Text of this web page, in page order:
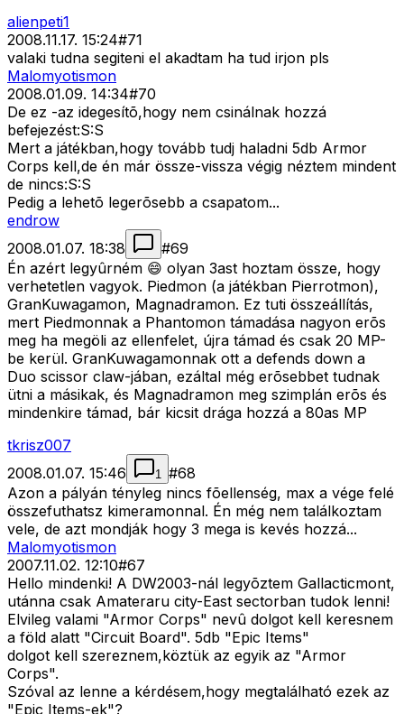
alienpeti1
2008.11.17. 15:24#71
valaki tudna segiteni el akadtam ha tud irjon pls
Malomyotismon
2008.01.09. 14:34#70
De ez -az idegesítõ,hogy nem csinálnak hozzá
befejezést:S:S
Mert a játékban,hogy tovább tudj haladni 5db Armor
Corps kell,de én már össze-vissza végig néztem mindent
de nincs:S:S
Pedig a lehetõ legerõsebb a csapatom...
endrow
2008.01.07. 18:38
#69
Én azért legyûrném 😄 olyan 3ast hoztam össze, hogy
verhetetlen vagyok. Piedmon (a játékban Pierrotmon),
GranKuwagamon, Magnadramon. Ez tuti összeállítás,
mert Piedmonnak a Phantomon támadása nagyon erõs
meg ha megöli az ellenfelet, újra támad és csak 20 MP-
be kerül. GranKuwagamonnak ott a defends down a
Duo scissor claw-jában, ezáltal még erõsebbet tudnak
ütni a másikak, és Magnadramon meg szimplán erõs és
mindenkire támad, bár kicsit drága hozzá a 80as MP
tkrisz007
2008.01.07. 15:46
1 #68
Azon a pályán tényleg nincs fõellenség, max a vége felé
összefuthatsz kimeramonnal. Én még nem találkoztam
vele, de azt mondják hogy 3 mega is kevés hozzá...
Malomyotismon
2007.11.02. 12:10#67
Hello mindenki! A DW2003-nál legyõztem Gallacticmont,
utánna csak Amateraru city-East sectorban tudok lenni!
Elvileg valami "Armor Corps" nevû dolgot kell keresnem
a föld alatt "Circuit Board". 5db "Epic Items"
dolgot kell szereznem,köztük az egyik az "Armor
Corps".
Szóval az lenne a kérdésem,hogy megtalálható ezek az
"Epic Items-ek"?